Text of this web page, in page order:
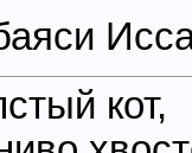
кот,